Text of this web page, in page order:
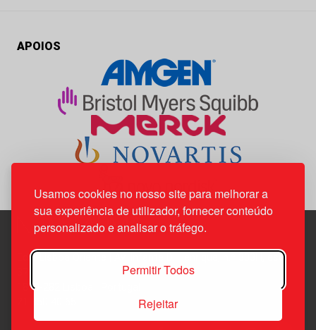
Usamos cookies no nosso site para melhorar a
sua experiência de utilizador, fornecer conteúdo
personalizado e analisar o tráfego.
Permitir Todos
Rejeitar
APOIOS
Edif. Lisboa Oriente | Av. Infante D. Henrique, n.º 333H, esc.
1800-282 Lisboa | Portugal